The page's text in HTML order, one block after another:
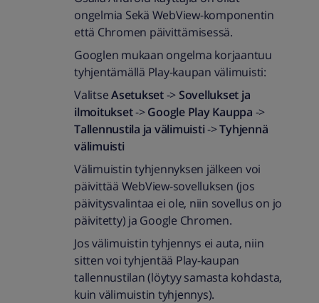
ongelmia Sekä WebView-komponentin
että Chromen päivittämisessä.
Googlen mukaan ongelma korjaantuu
tyhjentämällä Play-kaupan välimuisti:
ValitseAsetukset->Sovellukset ja
ilmoitukset->Google Play Kauppa ->
Tallennustila ja välimuisti->Tyhjennä
välimuisti
Välimuistin tyhjennyksen jälkeen voi
päivittää WebView-sovelluksen (jos
päivitysvalintaa ei ole, niin sovellus on jo
päivitetty) ja Google Chromen.
Jos välimuistin tyhjennys ei auta, niin
sitten voi tyhjentää Play-kaupan
tallennustilan (löytyy samasta kohdasta,
kuin välimuistin tyhjennys).